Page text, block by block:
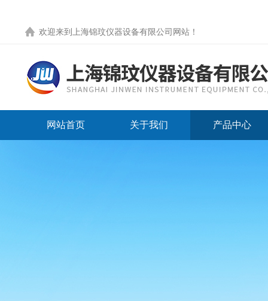
欢迎来到 上海锦玟仪器设备有限公司网站 ！
网站首页 关于我们 产品中心